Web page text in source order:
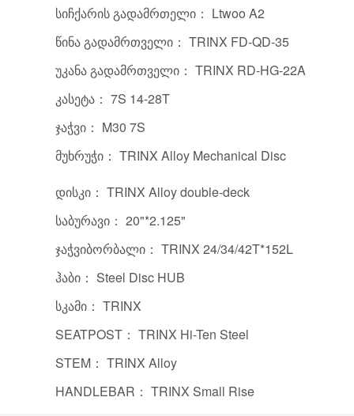
სიჩქარის გადამრთელი： Ltwoo A2
წინა გადამრთველი： TRINX FD-QD-35
უკანა გადამრთველი： TRINX RD-HG-22A
კასეტა： 7S 14-28T
ჯაჭვი： M30 7S
მუხრუჭი： TRINX Alloy Mechanical Disc
დისკი： TRINX Alloy double-deck
საბურავი： 20"*2.125"
ჯაჭვიბორბალი： TRINX 24/34/42T*152L
ჰაბი： Steel Disc HUB
სკამი： TRINX
SEATPOST： TRINX Hi-Ten Steel
STEM： TRINX Alloy
HANDLEBAR： TRINX Small Rise